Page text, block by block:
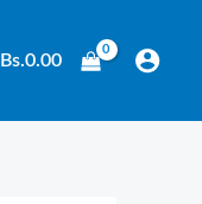
Bs.0.00